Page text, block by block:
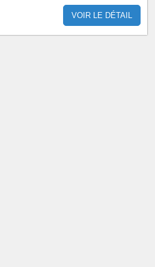
VOIR LE DÉTAIL